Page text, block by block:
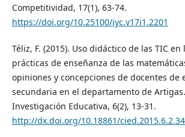
Competitividad, 17(1), 63-74.
https://doi.org/10.25100/iyc.v17i1.2201
Téliz, F. (2015). Uso didáctico de las TIC en
prácticas de enseñanza de las
opiniones y concepciones de docentes de
secundaria en el departamento de
Investigación Educativa, 6(2), 13-31.
http://dx.doi.org/10.18861/cied.2015.6.2.34